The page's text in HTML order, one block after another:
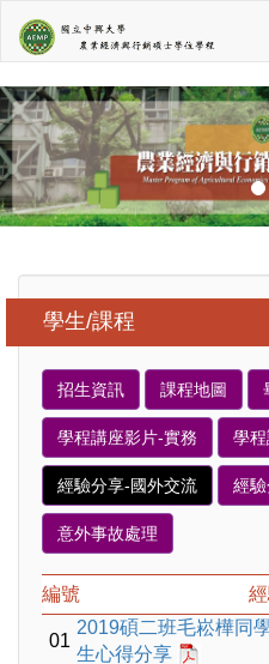
學生/課程
招生資訊 課程地圖
學程講座影片-實務 學
經驗分享-國外交流 經
意外事故處理
編號
01
2019碩二班毛崧樺同
生心得分享